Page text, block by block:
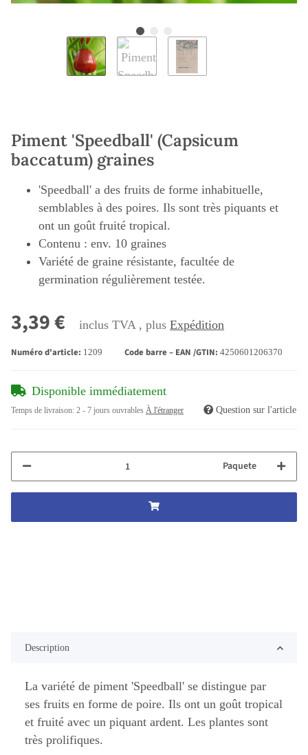
Piment 'Speedball' (Capsicum
baccatum) graines
'Speedball' a des fruits de forme inhabituelle,
semblables à des poires. Ils sont très piquants et
ont un goût fruité tropical.
Contenu : env. 10 graines
Variété de graine résistante, facultée de
germination régulièrement testée.
3,39 € inclus TVA , plus Expédition
Numéro d'article: 1209 Code barre – EAN /GTIN: 4250601206370
Disponible immédiatement
Temps de livraison: 2 - 7 jours ouvrables À l'étranger Question sur l'article
Paquete
Description
La variété de piment 'Speedball' se distingue par
ses fruits en forme de poire. Ils ont un goût tropical
et fruité avec un piquant ardent. Les plantes sont
très prolifiques.